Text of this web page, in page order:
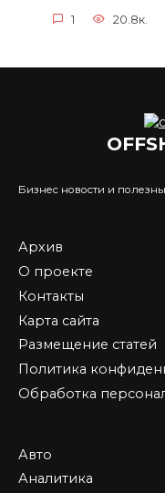
1 20.8к.
Бизнес новости и
Архив
О проекте
Контакты
Карта сайта
Размещение статей
Политика
Обработка
Авто
Аналитика